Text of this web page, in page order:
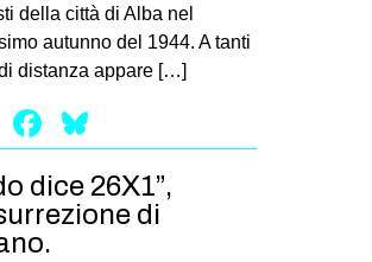
REPRESSIONE
STUDENTI
CULTURE
CINEMA
della città di Alba nel
autunno del 1944. A tanti
distanza appare […]
Mastodon
Facebook
dice 26X1”,
di